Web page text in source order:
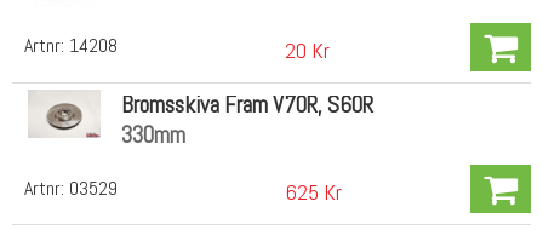
Artnr: 14208 20 Kr
Artnr: 03529
Bromsskiva Fram V70R, S60R
330mm
625 Kr